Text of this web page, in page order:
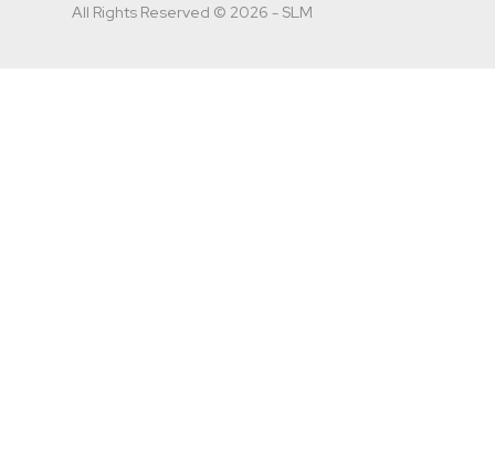
All Rights Reserved © 2026 - SLM